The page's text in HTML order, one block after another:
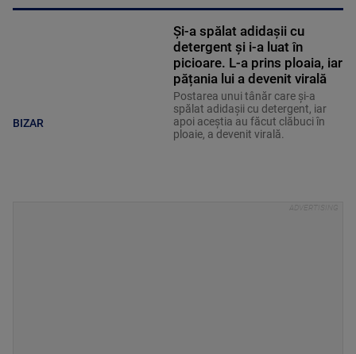
BIZAR
Și-a spălat adidașii cu
detergent și i-a luat în
picioare. L-a prins ploaia, iar
pățania lui a devenit virală
Postarea unui tânăr care și-a
spălat adidașii cu detergent, iar
apoi aceștia au făcut clăbuci în
ploaie, a devenit virală.